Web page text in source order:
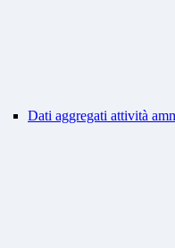
Dati aggregati attività